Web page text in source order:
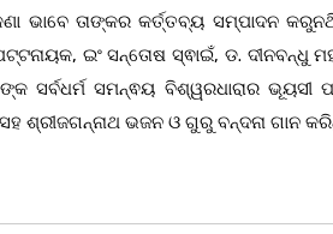
ତାଙ୍କର କର୍ତ୍ତବ୍ୟ ସମ୍ପାଦନ
ଇଂ ସନ୍ତୋଷ ସ୍ଵାଇଁ, ଡ. ଦୀନବନ୍ଧୁ
ସର୍ବଧର୍ମ ସମନ୍ଵୟ ବିଶ୍ୱରଧାରାର ଭୂୟସୀ
ଶ୍ରୀଜଗନ୍ନାଥ ଭଜନ ଓ ଗୁରୁ ବନ୍ଦନା ଗାନ